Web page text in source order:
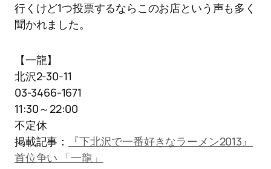
行くけど1つ投票するならこのお店という声も多く
聞かれました。
【一龍】
北沢2-30-11
03-3466-1671
11:30～22:00
不定休
掲載記事：
『下北沢で一番好きなラーメン2013』
首位争い 「一龍」